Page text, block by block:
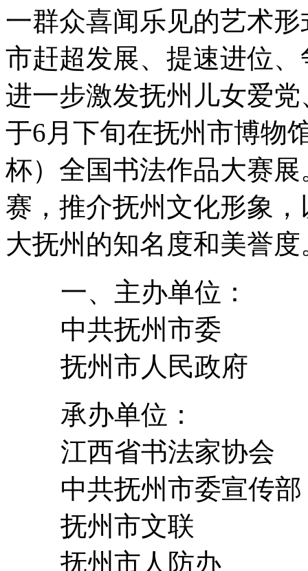
一群众喜闻乐见的艺术
市赶超发展、提速进位
进一步激发抚州儿女爱
于6月下旬在抚州市博物
杯）全国书法作品大赛
赛，推介抚州文化形象
大抚州的知名度和美誉度
一、主办单位：
中共抚州市委
抚州市人民政府
承办单位：
江西省书法家协会
中共抚州市委宣传部
抚州市文联
抚州市人防办